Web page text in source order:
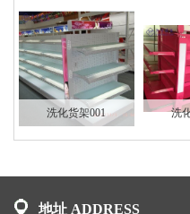
洗化货架001 洗
地址 ADDRESS